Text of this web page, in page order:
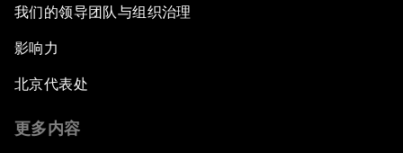
我们的领导团队与组织治理
影响力
北京代表处
更多内容